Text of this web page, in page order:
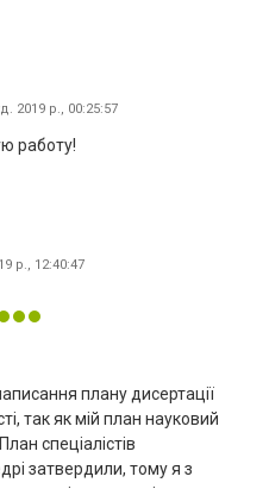
2019 р., 00:25:57
работу!
р., 12:40:47
плану дисертації
так як мій план науковий
спеціалістів
затвердили, тому я з